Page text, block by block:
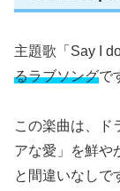
主題歌「Say I do
るラブソングで
この楽曲は、ド
アな愛」を鮮や
と間違いなしで